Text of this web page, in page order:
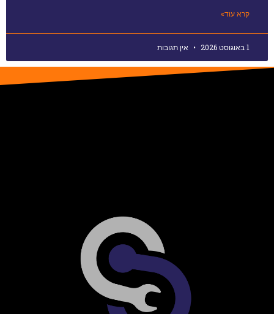
קרא עוד»
1 באוגוסט 2026 אין תגובות